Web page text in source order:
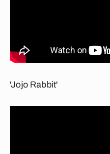
'Jojo Rabbit'